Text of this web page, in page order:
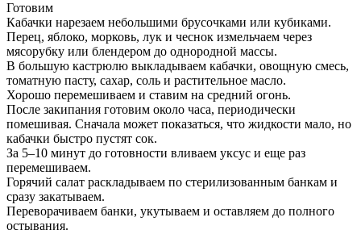
Готовим
Кабачки нарезаем небольшими брусочками или кубиками.
Перец, яблоко, морковь, лук и чеснок измельчаем через
мясорубку или блендером до однородной массы.
В большую кастрюлю выкладываем кабачки, овощную смесь,
томатную пасту, сахар, соль и растительное масло.
Хорошо перемешиваем и ставим на средний огонь.
После закипания готовим около часа, периодически
помешивая. Сначала может показаться, что жидкости мало, но
кабачки быстро пустят сок.
За 5–10 минут до готовности вливаем уксус и еще раз
перемешиваем.
Горячий салат раскладываем по стерилизованным банкам и
сразу закатываем.
Переворачиваем банки, укутываем и оставляем до полного
остывания.